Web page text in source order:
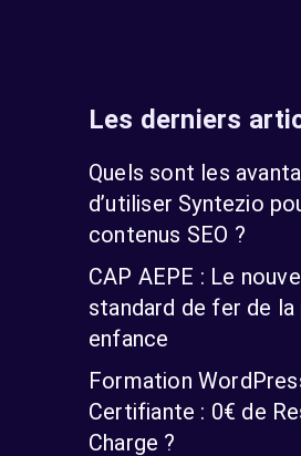
Les derniers
Quels sont les
d’utiliser Syntezio
contenus SEO ?
CAP AEPE : Le
standard de fer de
enfance
Formation
Certifiante : 0€ de
Charge ?